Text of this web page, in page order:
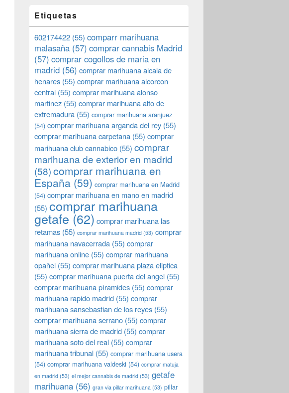
Etiquetas
602174422 (55) comparr marihuana
malasaña (57) comprar cannabis Madrid
(57) comprar cogollos de maria en
madrid (56) comprar marihuana alcala de
henares (55) comprar marihuana alcorcon
central (55) comprar marihuana alonso
martinez (55) comprar marihuana alto de
extremadura (55) comprar marihuana aranjuez
(54) comprar marihuana arganda del rey (55)
comprar marihuana carpetana (55) comprar
marihuana club cannabico (55) comprar
marihuana de exterior en madrid
(58)comprar marihuana en
España (59) comprar marihuana en Madrid
(54) comprar marihuana en mano en madrid
(55) comprar marihuana
getafe (62) comprar marihuana las
retamas (55) comprar marihuana madrid (53) comprar
marihuana navacerrada (55) comprar
marihuana online (55) comprar marihuana
opañel (55) comprar marihuana plaza eliptica
(55) comprar marihuana puerta del angel (55)
comprar marihuana pìramides (55) comprar
marihuana rapido madrid (55) comprar
marihuana sansebastian de los reyes (55)
comprar marihuana serrano (55) comprar
marihuana sierra de madrid (55) comprar
marihuana soto del real (55) comprar
marihuana tribunal (55) comprar marihuana usera
(54) comprar marihuana valdeski (54) comprar matuja
en madrid (53) el mejor cannabis de madrid (53) getafe
marihuana (56) gran via pillar marihuana (53) pillar